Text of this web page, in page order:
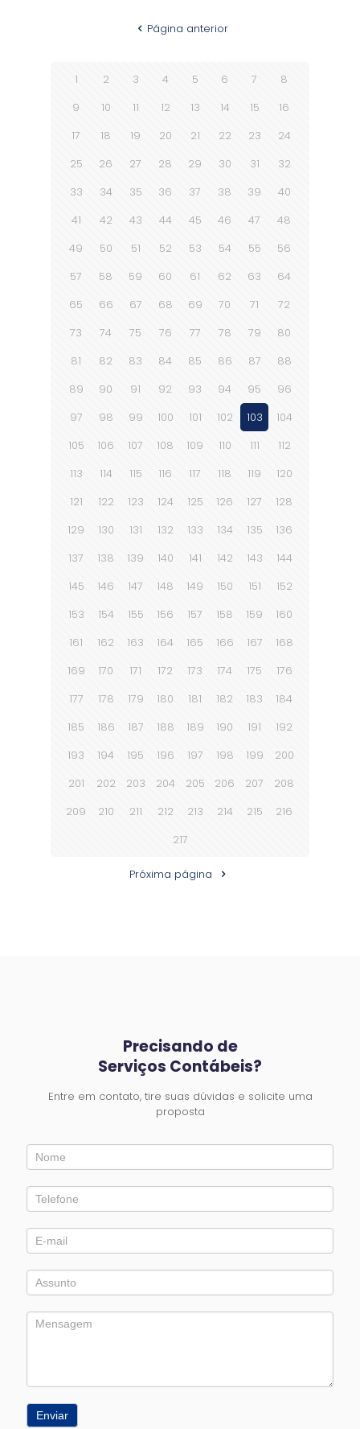
Página anterior
1 2 3 4 5 6 7
8
9
10 11 12 13 14 15
16
17
18 19 20 21 22 23
24
25
26 27 28 29 30 31
32
33
34 35 36 37 38 39
40
41
42 43 44 45 46 47
48
49
50 51 52 53 54 55
56
57
58 59 60 61 62 63
64
65
66 67 68 69 70 71
72
73
74 75 76 77 78 79
80
81
82 83 84 85 86 87
88
89
90 91 92 93 94 95
96
97
98 99 100 101 102 103
104
105
106 107 108 109 110 111
112
113
114 115 116 117 118 119
120
121
122 123 124 125 126 127
128
129
130 131 132 133 134 135
136
137
138 139 140 141 142 143
144
145
146 147 148 149 150 151
152
153
154 155 156 157 158 159
160
161
162 163 164 165 166 167
168
169
170 171 172 173 174 175
176
177
178 179 180 181 182 183
184
185
186 187 188 189 190 191
192
193
194 195 196 197 198 199
200
201
202 203 204 205 206 207
208
209
210 211 212 213 214 215
216
217
Próxima página
Precisando de
Serviços Contábeis?
Entre em contato, tire suas dúvidas e solicite uma
proposta
Entre
em
Enviar